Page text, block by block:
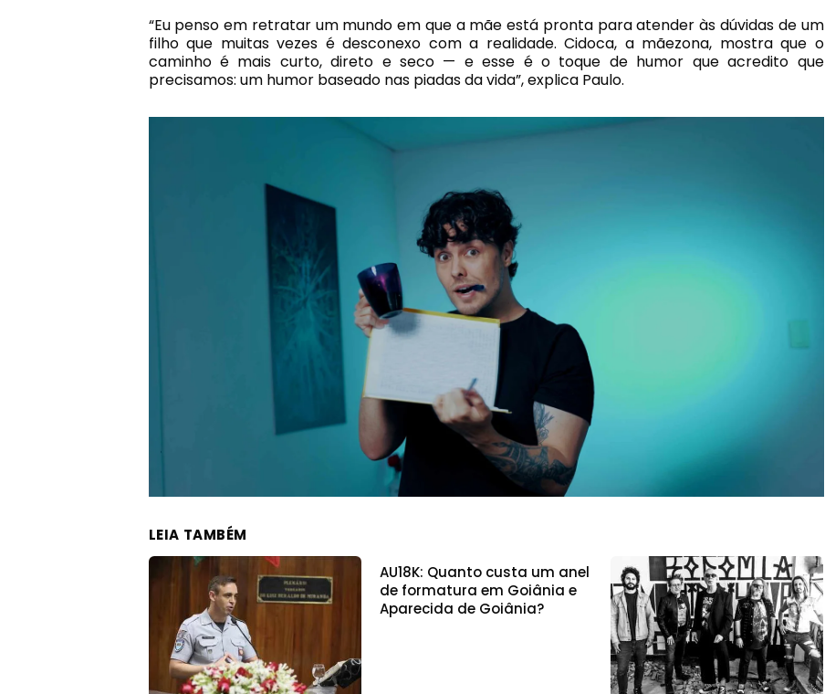
“Eu penso em retratar um mundo em que a mãe está pronta para atender às dúvidas de um
filho que muitas vezes é desconexo com a realidade. Cidoca, a mãezona, mostra que o
caminho é mais curto, direto e seco — e esse é o toque de humor que acredito que
precisamos: um humor baseado nas piadas da vida”, explica Paulo.
LEIA TAMBÉM
AU18K: Quanto custa um anel
de formatura em Goiânia e
Aparecida de Goiânia?